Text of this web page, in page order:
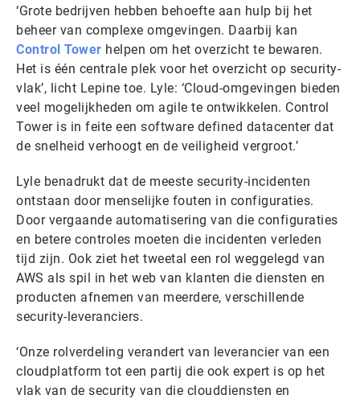
‘Grote bedrijven hebben behoefte aan hulp bij het
beheer van complexe omgevingen. Daarbij kan
Control Tower helpen om het overzicht te bewaren.
Het is één centrale plek voor het overzicht op security-
vlak’, licht Lepine toe. Lyle: ‘Cloud-omgevingen bieden
veel mogelijkheden om agile te ontwikkelen. Control
Tower is in feite een software defined datacenter dat
de snelheid verhoogt en de veiligheid vergroot.’
Lyle benadrukt dat de meeste security-incidenten
ontstaan door menselijke fouten in configuraties.
Door vergaande automatisering van die configuraties
en betere controles moeten die incidenten verleden
tijd zijn. Ook ziet het tweetal een rol weggelegd van
AWS als spil in het web van klanten die diensten en
producten afnemen van meerdere, verschillende
security-leveranciers.
‘Onze rolverdeling verandert van leverancier van een
cloudplatform tot een partij die ook expert is op het
vlak van de security van die clouddiensten en